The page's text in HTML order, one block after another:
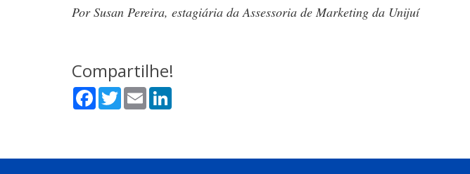
Por Susan Pereira, estagiária da Assessoria de Marketing da Unijuí
Compartilhe!
Facebook
TwitterEmail